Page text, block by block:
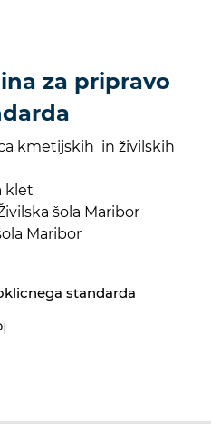
za pripravo
kmetijskih in živilskih
klet
šola Maribor
Maribor
standarda